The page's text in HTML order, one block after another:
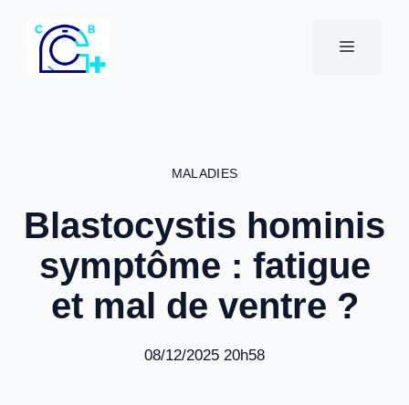
contenu
MENU
MALADIES
Blastocystis hominis
symptôme : fatigue
et mal de ventre ?
08/12/2025 20h58